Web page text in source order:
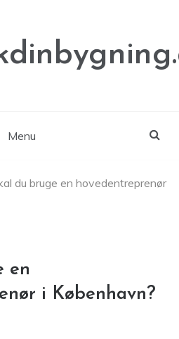
Menu
du bruge en hovedentreprenør
en
i København?